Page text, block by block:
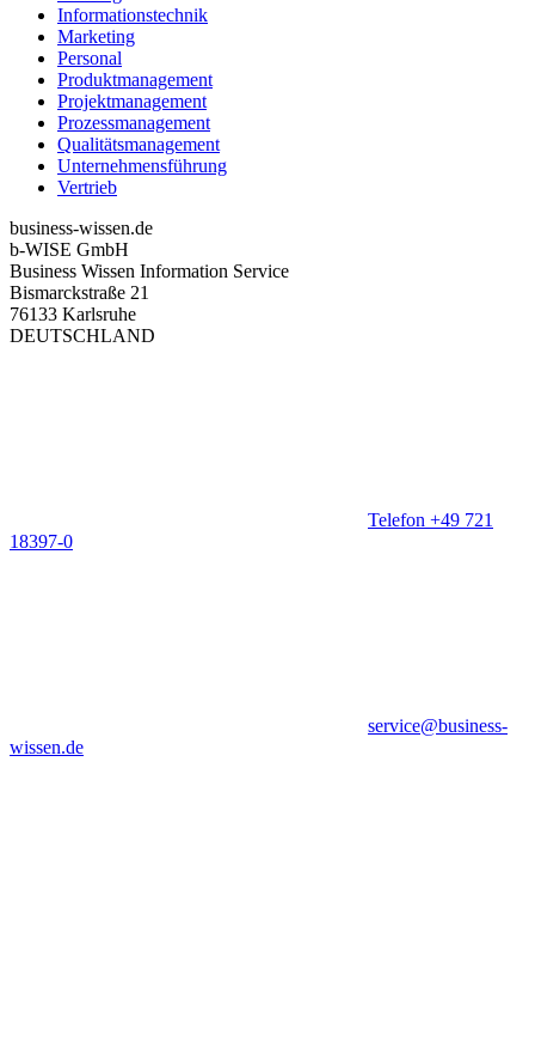
Informationstechnik
Marketing
Personal
Produktmanagement
Projektmanagement
Prozessmanagement
Qualitätsmanagement
Unternehmensführung
Vertrieb
business-wissen.de
b-WISE GmbH
Business Wissen Information Service
Bismarckstraße 21
76133 Karlsruhe
DEUTSCHLAND
Telefon +49 721
18397-0
service@business-
wissen.de